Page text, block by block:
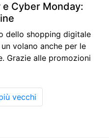
e Cyber Monday:
dello shopping digitale
volano anche per le
Grazie alle promozioni
vecchi